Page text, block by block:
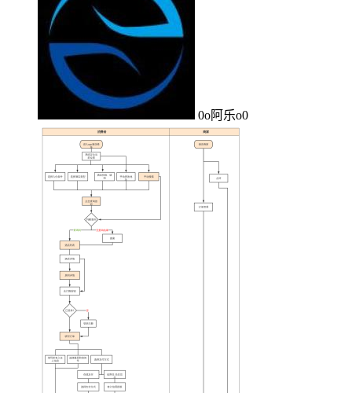
0o阿乐o0